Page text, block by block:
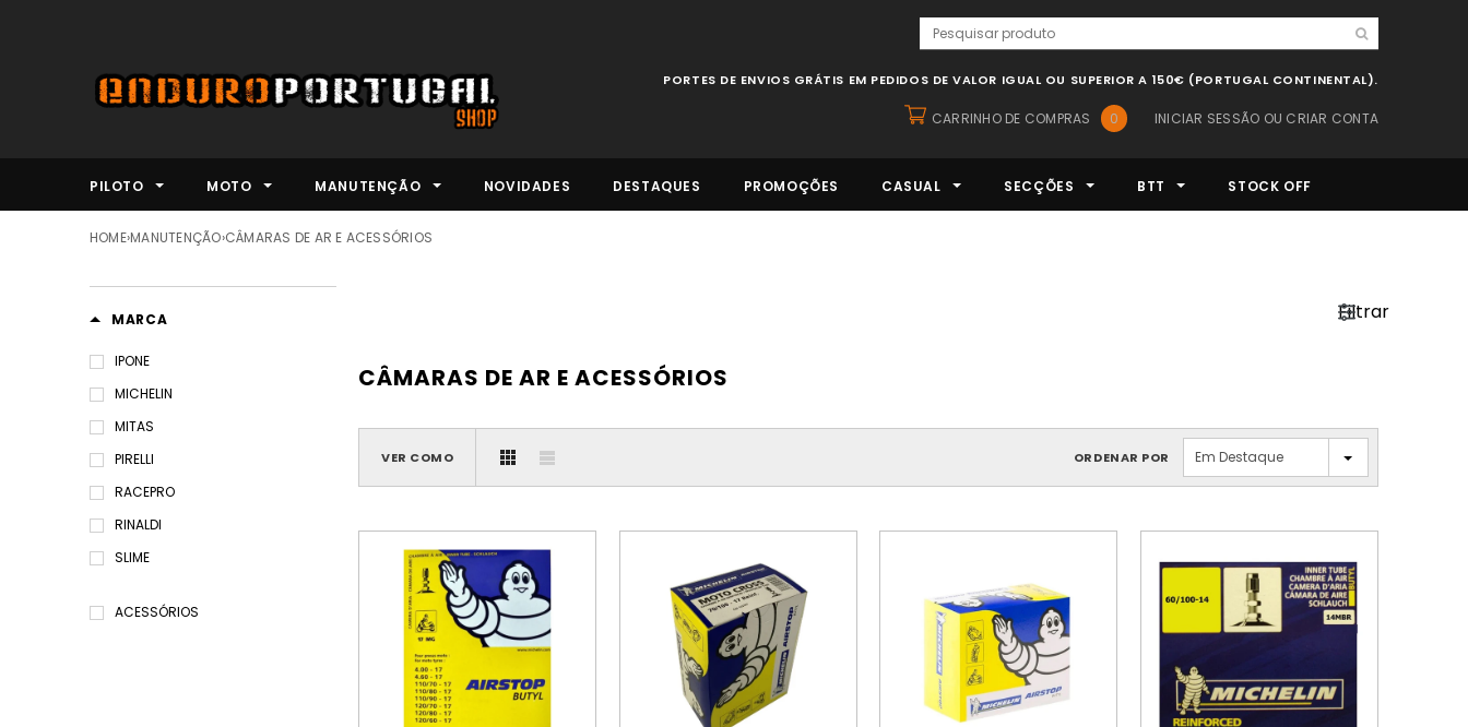
PORTES DE ENVIOS GRÁTIS EM PEDIDOS DE VALOR IGUAL OU SUPERIOR A 150€ (PORTUGAL CONTINENTAL).
INICIAR SESSÃO OU CRIAR CONTA
CARRINHO DE COMPRAS 0
PILOTO MOTO MANUTENÇÃO NOVIDADES DESTAQUES PROMOÇÕES CASUAL SECÇÕES BTT STOCK OFF
HOME›MANUTENÇÃO›CÂMARAS DE AR E ACESSÓRIOS
MARCA
IPONE
MICHELIN
MITAS
PIRELLI
RACEPRO
RINALDI
SLIME
ACESSÓRIOS
Filtrar
CÂMARAS DE AR E ACESSÓRIOS
VER COMO ORDENAR POR Em Destaque